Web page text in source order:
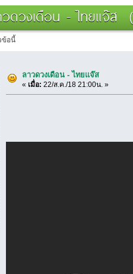
ดวงเดือน - ไทยแจ๊ส
ข้อนี้
ลาวดวงเดือน - ไทยแจ๊ส
« เมื่อ: 22/ส.ค./18 21:00น. »